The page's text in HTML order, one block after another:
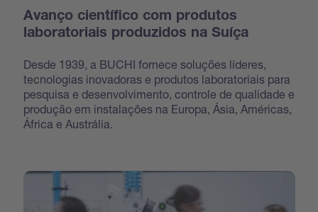
Avanço científico com produtos
laboratoriais produzidos na Suíça
Desde 1939, a BUCHI fornece soluções líderes,
tecnologias inovadoras e produtos laboratoriais para
pesquisa e desenvolvimento, controle de qualidade e
produção em instalações na Europa, Ásia, Américas,
África e Austrália.